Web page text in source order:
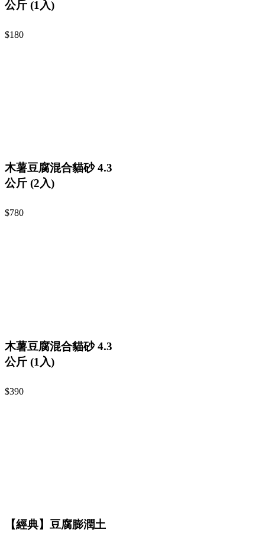
公斤 (1入)
$180
木薯豆腐混合貓砂 4.3
公斤 (2入)
$780
木薯豆腐混合貓砂 4.3
公斤 (1入)
$390
【經典】豆腐膨潤土